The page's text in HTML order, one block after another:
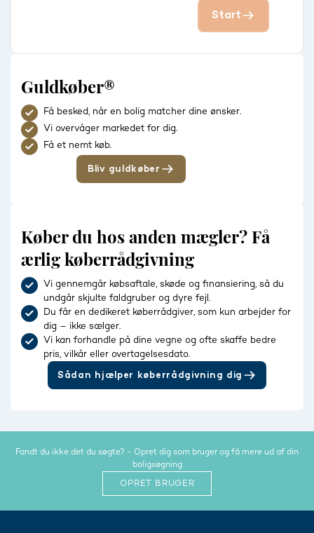
Start
Guldkøber®
Få besked, når en bolig matcher dine ønsker.
Vi overvåger markedet for dig.
Få et nemt køb.
Bliv guldkøber
Køber du hos anden mægler? Få
ærlig køberrådgivning
Vi gennemgår købsaftale, skøde og finansiering, så du
undgår skjulte faldgruber og dyre fejl.
Du får en dedikeret køberrådgiver, som kun arbejder for
dig – ikke sælger.
Vi kan forhandle på dine vegne og ofte skaffe bedre
pris, vilkår eller overtagelsesdato.
Sådan hjælper køberrådgivning dig
Fandt du ikke det du søgte? - Opret dig som bruger og få mere ud af din
boligsøgning
OPRET BRUGER